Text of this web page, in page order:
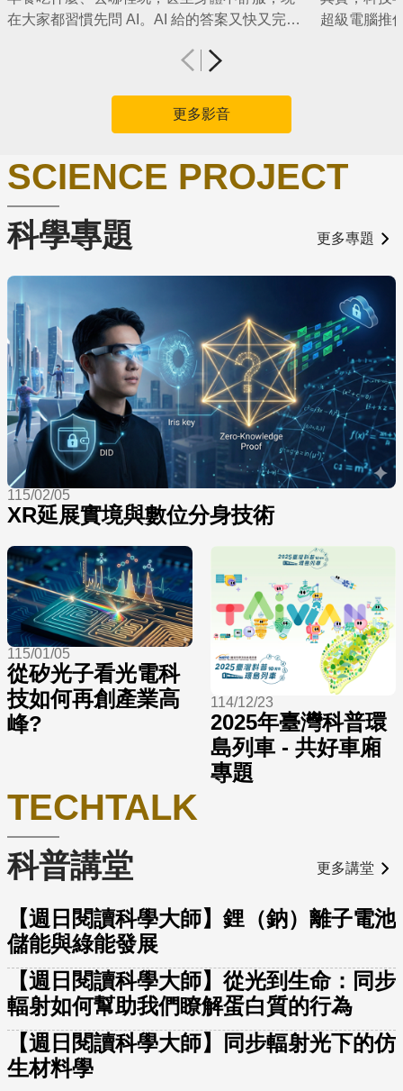
在大家都習慣先問 AI。AI 給的答案又快又完
式 AI 的本質是一個語言模型，它只是靠著機率
沒有學過這些文字組合在什麼特定情境下才有
效。如果盲目相信 AI 的答案，往往會得到錯誤
超級電腦推
上一頁
點擊可進入下一頁幻燈片
更多影音
SCIENCE PROJECT
科學專題 更多專題
XR延展實境與數位分身技術
115/02/05
從矽光子看光電科
技如何再創產業高
峰?
115/01/05
2025年臺灣科普環
島列車 - 共好車廂
專題
114/12/23
TECHTALK
科普講堂 更多講堂
【週日閱讀科學大師】鋰（鈉）離子電池
儲能與綠能發展
【週日閱讀科學大師】從光到生命：同步
輻射如何幫助我們瞭解蛋白質的行為
【週日閱讀科學大師】同步輻射光下的仿
生材料學